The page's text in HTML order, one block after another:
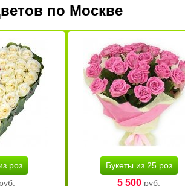
по Москве
роз
руб.
Букеты из 25 роз
5 500 руб.